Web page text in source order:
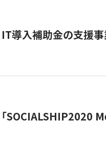
IT導入補助金の支援事
「SOCIALSHIP2020